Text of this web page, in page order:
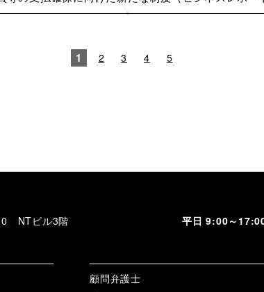
1 2 3 4 5
NTビル3階 平日 9:00～
顧問弁護士